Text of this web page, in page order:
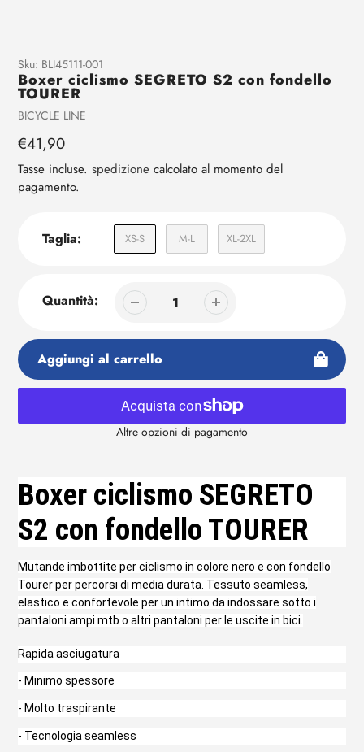
Aggiunta
di
prodotto
al
tuo
carrello
Sku: BLI45111-001
Boxer ciclismo SEGRETO S2 con fondello
TOURER
Venditrice
BICYCLE LINE
Prezzo
regolare
€41,90
Tasse incluse. spedizione calcolato al momento del
pagamento.
Taglia: XS-S M-L XL-2XL
Quantità:
Aggiungi al carrello
Altre opzioni di pagamento
prodotto
al
tuo
carrello
Boxer ciclismo SEGRETO
S2 con fondello TOURER
Mutande imbottite per ciclismo in colore nero e con fondello
Tourer per percorsi di media durata. Tessuto seamless,
elastico e confortevole per un intimo da indossare sotto i
pantaloni ampi mtb o altri pantaloni per le uscite in bici.
Rapida asciugatura
- Minimo spessore
- Molto traspirante
- Tecnologia seamless